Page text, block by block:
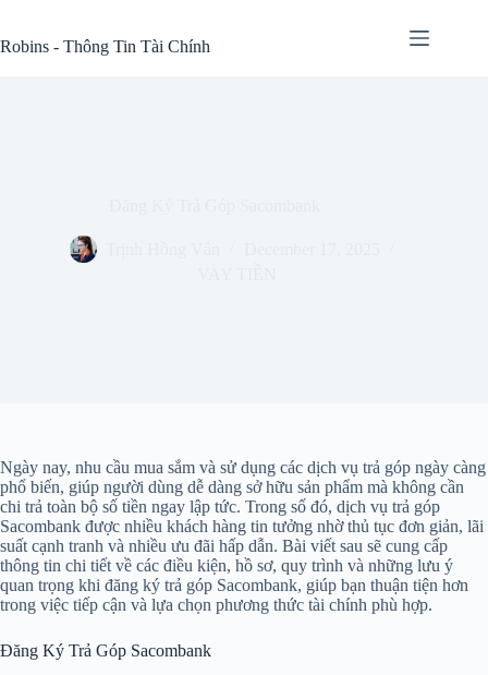
content
Robins - Thông Tin Tài Chính
Ngày nay, nhu cầu mua sắm và sử dụng các dịch vụ trả góp ngày càng
phổ biến, giúp người dùng dễ dàng sở hữu sản phẩm mà không cần
chi trả toàn bộ số tiền ngay lập tức. Trong số đó, dịch vụ trả góp
Sacombank được nhiều khách hàng tin tưởng nhờ thủ tục đơn giản, lãi
suất cạnh tranh và nhiều ưu đãi hấp dẫn. Bài viết sau sẽ cung cấp
thông tin chi tiết về các điều kiện, hồ sơ, quy trình và những lưu ý
quan trọng khi đăng ký trả góp Sacombank, giúp bạn thuận tiện hơn
trong việc tiếp cận và lựa chọn phương thức tài chính phù hợp.
Đăng Ký Trả Góp Sacombank